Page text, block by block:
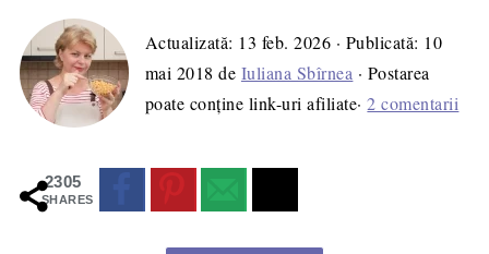
Actualizată: 13 feb. 2026 · Publicată: 10
mai 2018 de Iuliana Sbîrnea · Postarea
poate conține link-uri afiliate·2 comentarii
2305
SHARES